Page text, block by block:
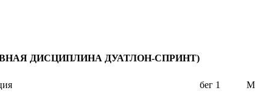
ДИСЦИПЛИНА ДУАТЛОН-СПРИНТ)
бег 1 М